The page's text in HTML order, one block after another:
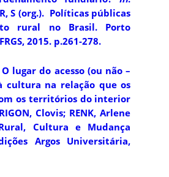
S (org.). Políticas públicas
rural no Brasil.Porto
2015. p.261-278.
O lugar do acesso (ou não –
cultura na relação que os
os territórios do interior
Clovis; RENK, Arlene
Cultura e Mudança
Argos Universitária,